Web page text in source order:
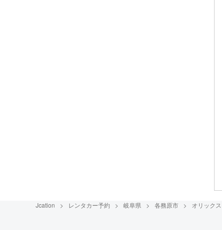
Jcation レンタカー予約 岐阜県 各務原市 オリック